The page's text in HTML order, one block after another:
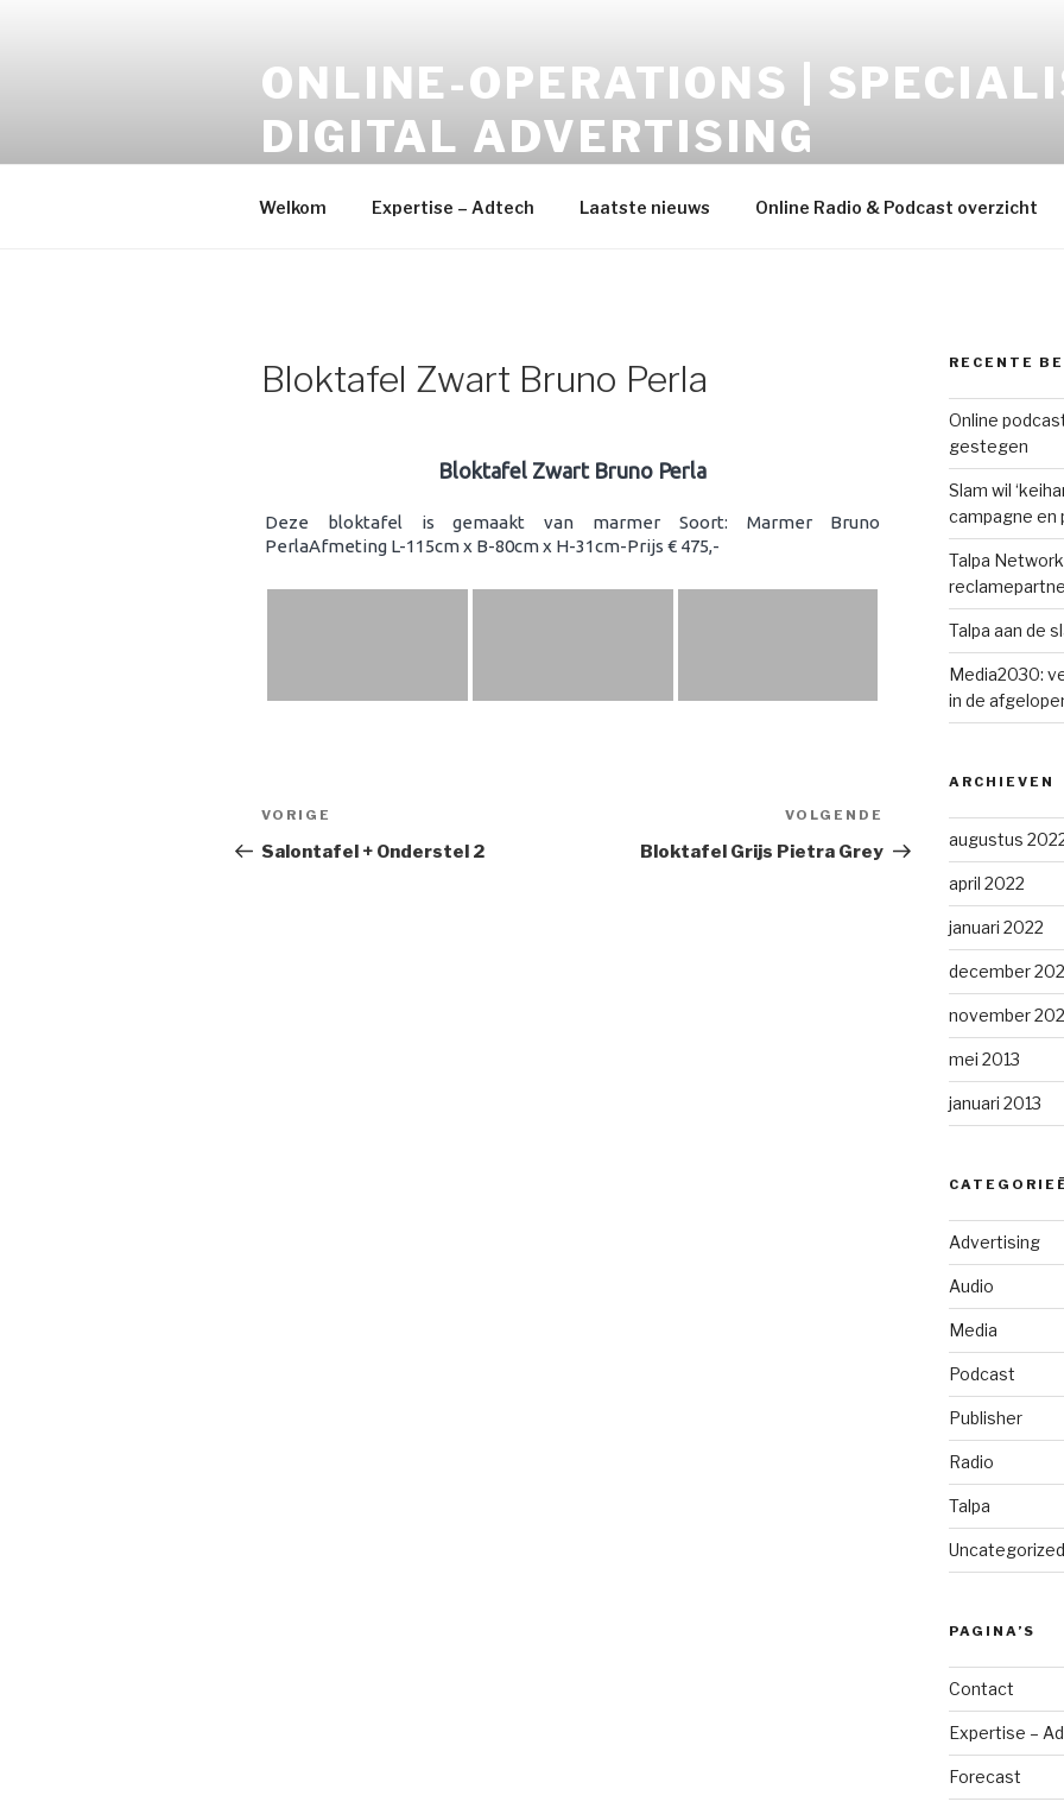
ONLINE-OPERATIONS |
DIGITAL ADVERTISING
Welkom Expertise – Adtech Laatste nieuws Online Radio & Podcast overzicht
Bloktafel Zwart Bruno Perla
Bloktafel Zwart Bruno Perla
Deze bloktafel is gemaakt van marmer Soort: Marmer Bruno
PerlaAfmeting L-115cm x B-80cm x H-31cm-Prijs € 475,-
Bericht
navigatie
Vorig
bericht
VORIGE
Salontafel + Onderstel 2
Volgend
bericht
VOLGENDE
Bloktafel Grijs Pietra Grey
RECENTE
Online
gestegen
Slam wil
campagne en
Talpa
Talpa aan de
Media2030:
in de
ARCHIEVEN
augustus
april 2022
januari 2022
december
november
mei 2013
januari 2013
Advertising
Audio
Media
Podcast
Publisher
Radio
Talpa
Uncategorized
PAGINA’S
Contact
Expertise –
Forecast